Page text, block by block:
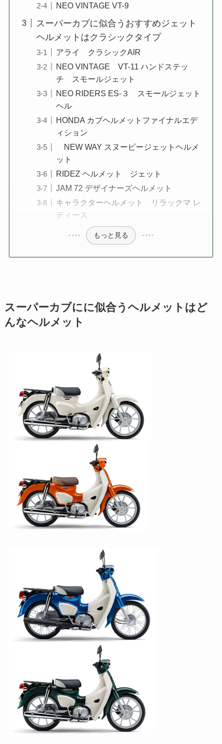
NEO VINTAGE VT-9
スーパーカブに似合うおすすめジェット
ヘルメットはクラシックタイプ
アライ クラシックAIR
NEO VINTAGE VT-11 ハンドステッ
チ スモールジェット
NEO RIDERS ES-３ スモールジェット
ヘル
HONDA カブヘルメットファイナルエデ
ィション
NEW WAY スヌーピージェットヘルメ
ット
RIDEZ ヘルメット ジェット
JAM 72 デザイナーズヘルメット
キャラクターヘルメット リラックマ レ
ディース
もっと見る
スーパーカブにに似合うヘルメットはど
んなヘルメット